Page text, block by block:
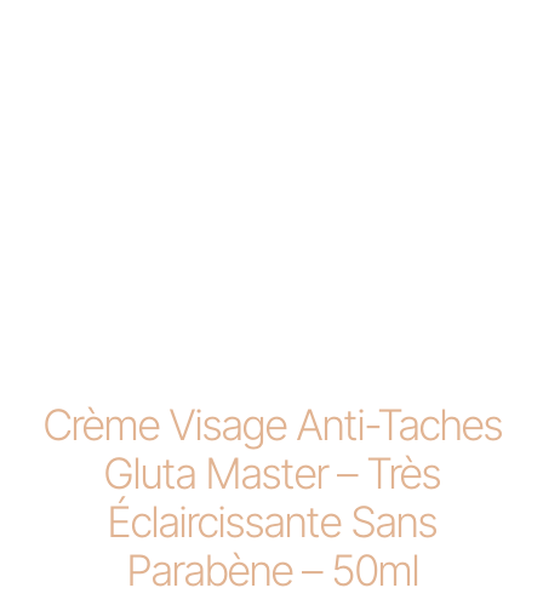
Crème Visage Anti-Taches
Gluta Master – Très
Éclaircissante Sans
Parabène – 50ml